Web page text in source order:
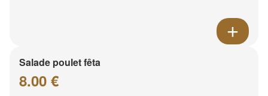
Salade poulet fêta
8.00 €